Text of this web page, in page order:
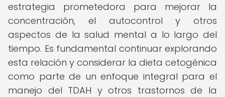
estrategia prometedora para mejorar la
concentración, el autocontrol y otros
aspectos de la salud mental a lo largo del
tiempo. Es fundamental continuar explorando
esta relación y considerar la dieta cetogénica
como parte de un enfoque integral para el
manejo del TDAH y otros trastornos de la